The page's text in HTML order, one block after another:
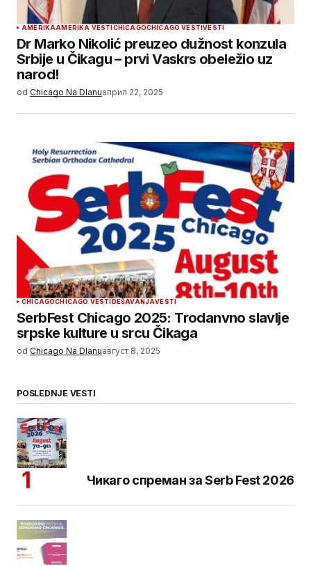
AMERIKAAMERIKA VESTICHICAGOCHICAGO VESTIVESTI
Dr Marko Nikolić preuzeo dužnost konzula
Srbije u Čikagu – prvi Vaskrs obeležio uz
narod!
od Chicago Na Dlanuаприл 22, 2025
CHICAGOCHICAGO VESTIDEŠAVANJAVESTI
SerbFest Chicago 2025: Trodanvno slavlje
srpske kulture u srcu Čikaga
od Chicago Na Dlanuавгуст 8, 2025
POSLEDNJE VESTI
Чикаго спреман за Serb Fest 2026